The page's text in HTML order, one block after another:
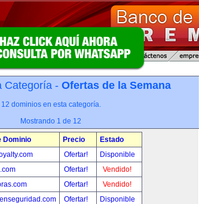
Categoría - Ofertas de la Semana
12 dominios en esta categoría.
Mostrando 1 de 12
Dominio Precio
Estado
Ofertar!
Disponible
Ofertar!
Vendido!
Ofertar!
Vendido!
Ofertar!
Disponible